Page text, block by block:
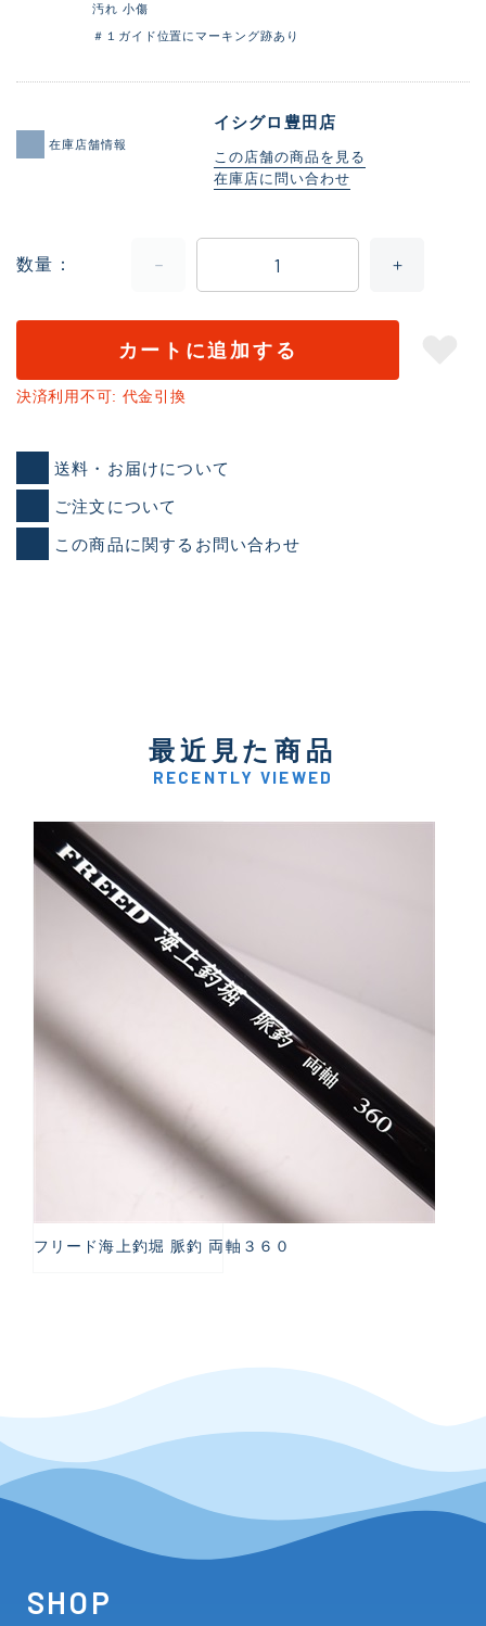
汚れ 小傷
＃１ガイド位置にマーキング跡あり
在庫店舗情報
イシグロ豊田店
この店舗の商品を見る
在庫店に問い合わせ
数量
カートに追加する
決済利用不可: 代金引換
送料・お届けについて
ご注文について
この商品に関するお問い合わせ
最近見た商品
RECENTLY VIEWED
フリード海上釣堀 脈釣 両軸３６０
SHOP